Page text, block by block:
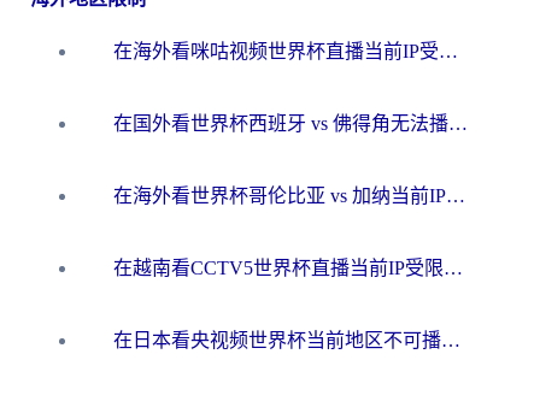
在海外看咪咕视频世界杯直播当前IP受限制？这篇指南帮你搞定所有体育赛事观看难题
在国外看世界杯西班牙 vs 佛得角无法播放？这篇指南帮你解锁所有中文体育直播
在海外看世界杯哥伦比亚 vs 加纳当前IP受限制？这篇指南帮你流畅看中文解说赛事
在越南看CCTV5世界杯直播当前IP受限制？海外党体育观赛终极指南来了
在日本看央视频世界杯当前地区不可播放？海外党体育观赛终极指南